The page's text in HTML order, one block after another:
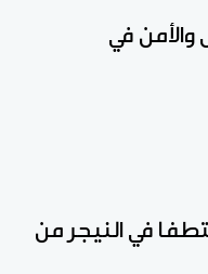
في
في النيجر من